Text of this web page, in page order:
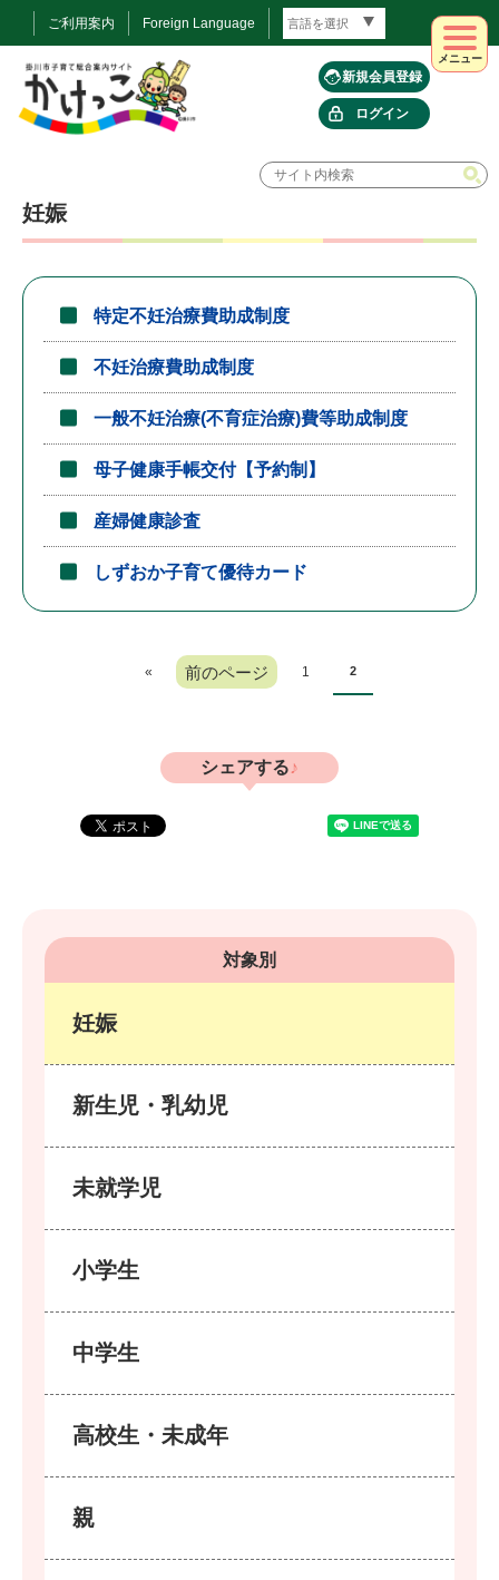
ご利用案内 Foreign Language
新規会員登録
ログイン
メニュー
妊娠
特定不妊治療費助成制度
不妊治療費助成制度
一般不妊治療(不育症治療)費等助成制度
母子健康手帳交付【予約制】
産婦健康診査
しずおか子育て優待カード
« 前のページ 1 2
シェアする
対象別
妊娠
新生児・乳幼児
未就学児
小学生
中学生
高校生・未成年
親